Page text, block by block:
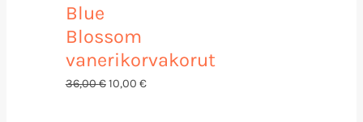
Blue
Blossom
vanerikorvakorut
36,00€10,00 €